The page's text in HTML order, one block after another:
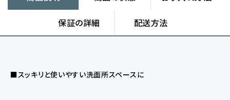
保証の詳細 配送方法
■スッキリと使いやすい洗面所スペースに